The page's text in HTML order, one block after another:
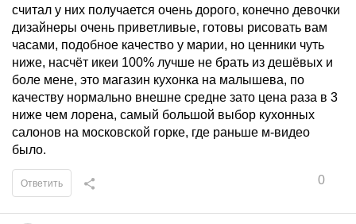
считал у них получается очень дорого, конечно девочки
дизайнеры очень приветливые, готовы рисовать вам
часами, подобное качество у марии, но ценники чуть
ниже, насчёт икеи 100% лучше не брать из дешёвых и
боле мене, это магазин кухонка на малышева, по
качеству нормально внешне средне зато цена раза в 3
ниже чем лорена, самый большой выбор кухонных
салонов на московской горке, где раньше м-видео
было.
0
Ответить